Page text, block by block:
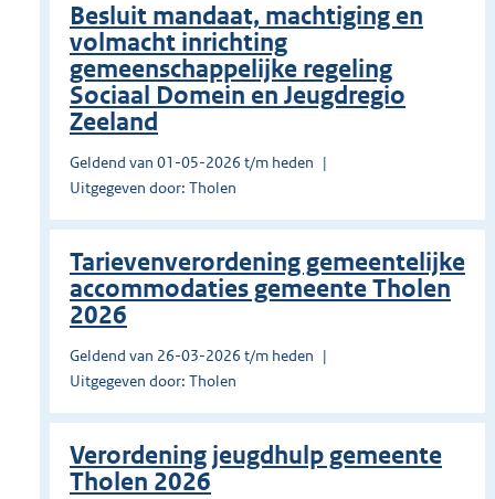
Besluit mandaat, machtiging en
volmacht inrichting
gemeenschappelijke regeling
Sociaal Domein en Jeugdregio
Zeeland
Geldend van 01-05-2026 t/m heden
Uitgegeven door: Tholen
Tarievenverordening gemeentelijke
accommodaties gemeente Tholen
2026
Geldend van 26-03-2026 t/m heden
Uitgegeven door: Tholen
Verordening jeugdhulp gemeente
Tholen 2026